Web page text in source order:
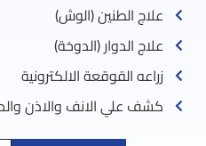
علاج الطنين (الوش)
علاج الدوار (الدوخة)
زراعه القوقعة الالكترونية
كشف علي الانف والاذن